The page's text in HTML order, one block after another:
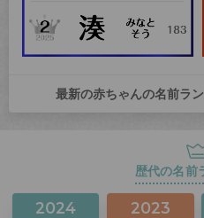
最新の赤ちゃんの名前ラ
歴代の名前
2024 2023